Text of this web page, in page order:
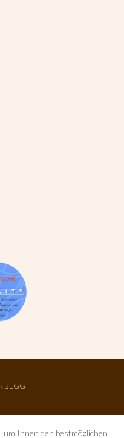
BEGG
Ihnen den bestmöglichen